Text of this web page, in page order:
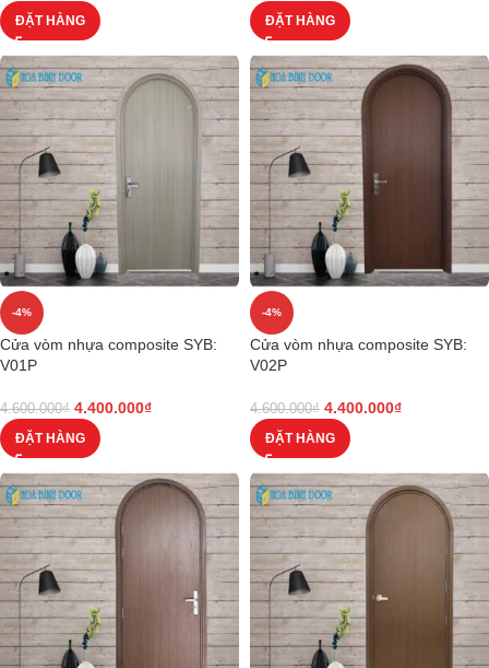
ĐẶT HÀNG ĐẶT HÀNG
-4%
Cửa vòm nhựa composite SYB:
V01P
4.600.000₫ 4.400.000₫
ĐẶT HÀNG
-4%
Cửa vòm nhựa composite SYB:
V02P
4.600.000₫ 4.400.000₫
ĐẶT HÀNG